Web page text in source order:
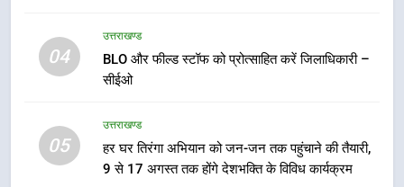
04
उत्तराखण्ड
BLO और फील्ड स्टॉफ को प्रोत्साहित करें जिलाधिकारी –
सीईओ
05
उत्तराखण्ड
हर घर तिरंगा अभियान को जन-जन तक पहुंचाने की तैयारी,
9 से 17 अगस्त तक होंगे देशभक्ति के विविध कार्यक्रम
मुख्यमंत्री चौम्पियनशिप ट्रॉफी का मंच,
न्याय पंचायत से राज्य स्तर तक होगा
उत्तराखण्ड